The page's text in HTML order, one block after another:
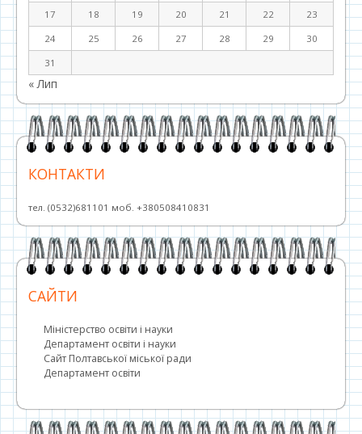
17
18 19 20 21 22
23
24
25 26 27 28 29
30
31
« Лип
КОНТАКТИ
тел. (0532)681101 моб. +380508410831
САЙТИ
Міністерство освіти і науки
Департамент освіти і науки
Сайт Полтавської міської ради
Департамент освіти